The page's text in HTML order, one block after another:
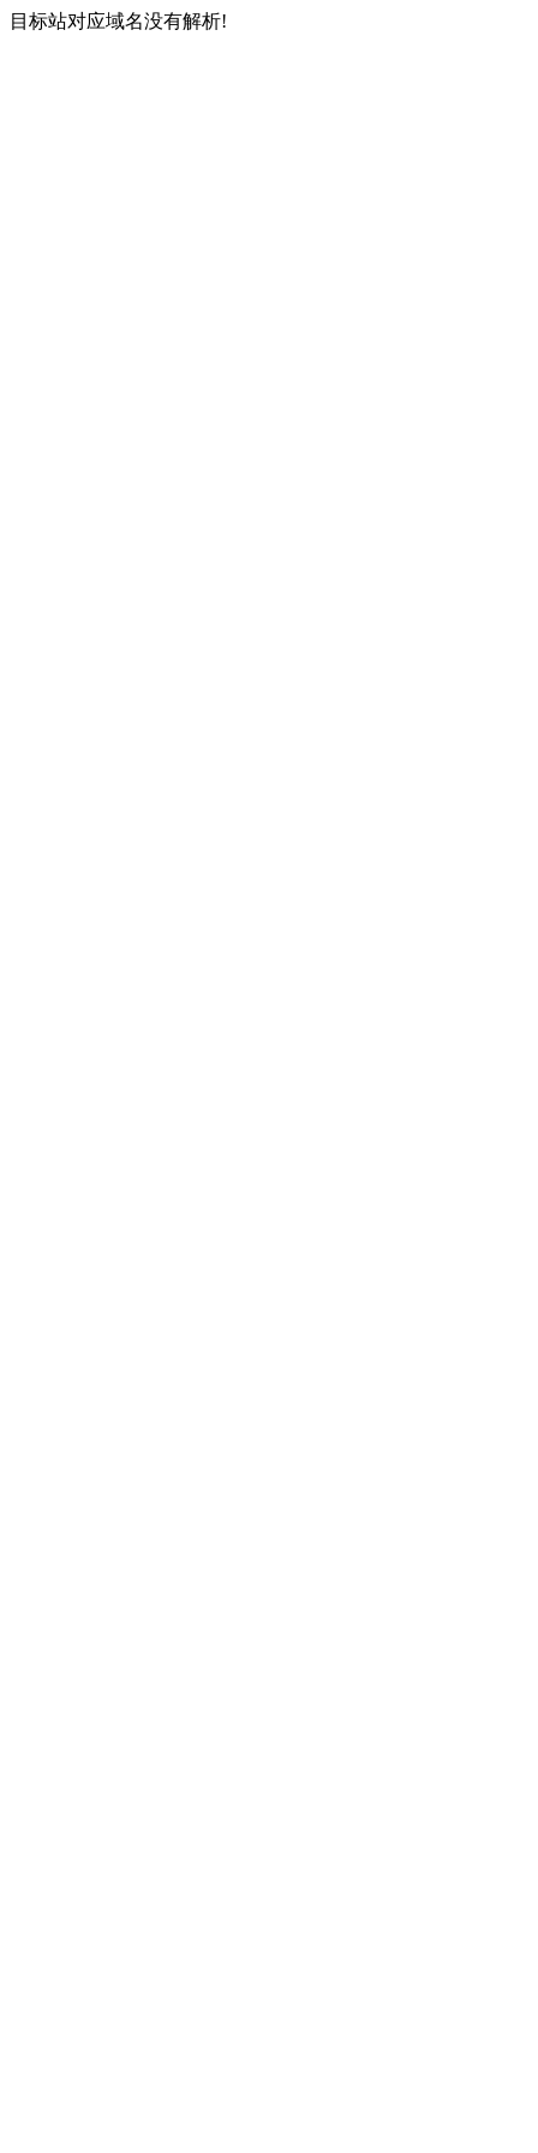
目标站对应域名没有解析!